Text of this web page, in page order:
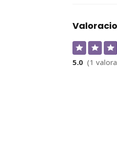
5.0 (1